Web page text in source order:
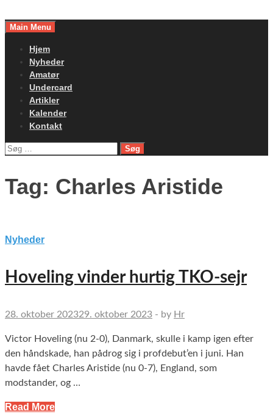
toMain Menu
Hjem
Nyheder
Amatør
Undercard
Artikler
Kalender
Kontakt
Søg
Tag: Charles Aristide
Nyheder
Hoveling vinder hurtig TKO-sejr
28. oktober 202329. oktober 2023 - by Hr
Victor Hoveling (nu 2-0), Danmark, skulle i kamp igen efter
den håndskade, han pådrog sig i profdebut’en i juni. Han
havde fået Charles Aristide (nu 0-7), England, som
modstander, og …
Read More